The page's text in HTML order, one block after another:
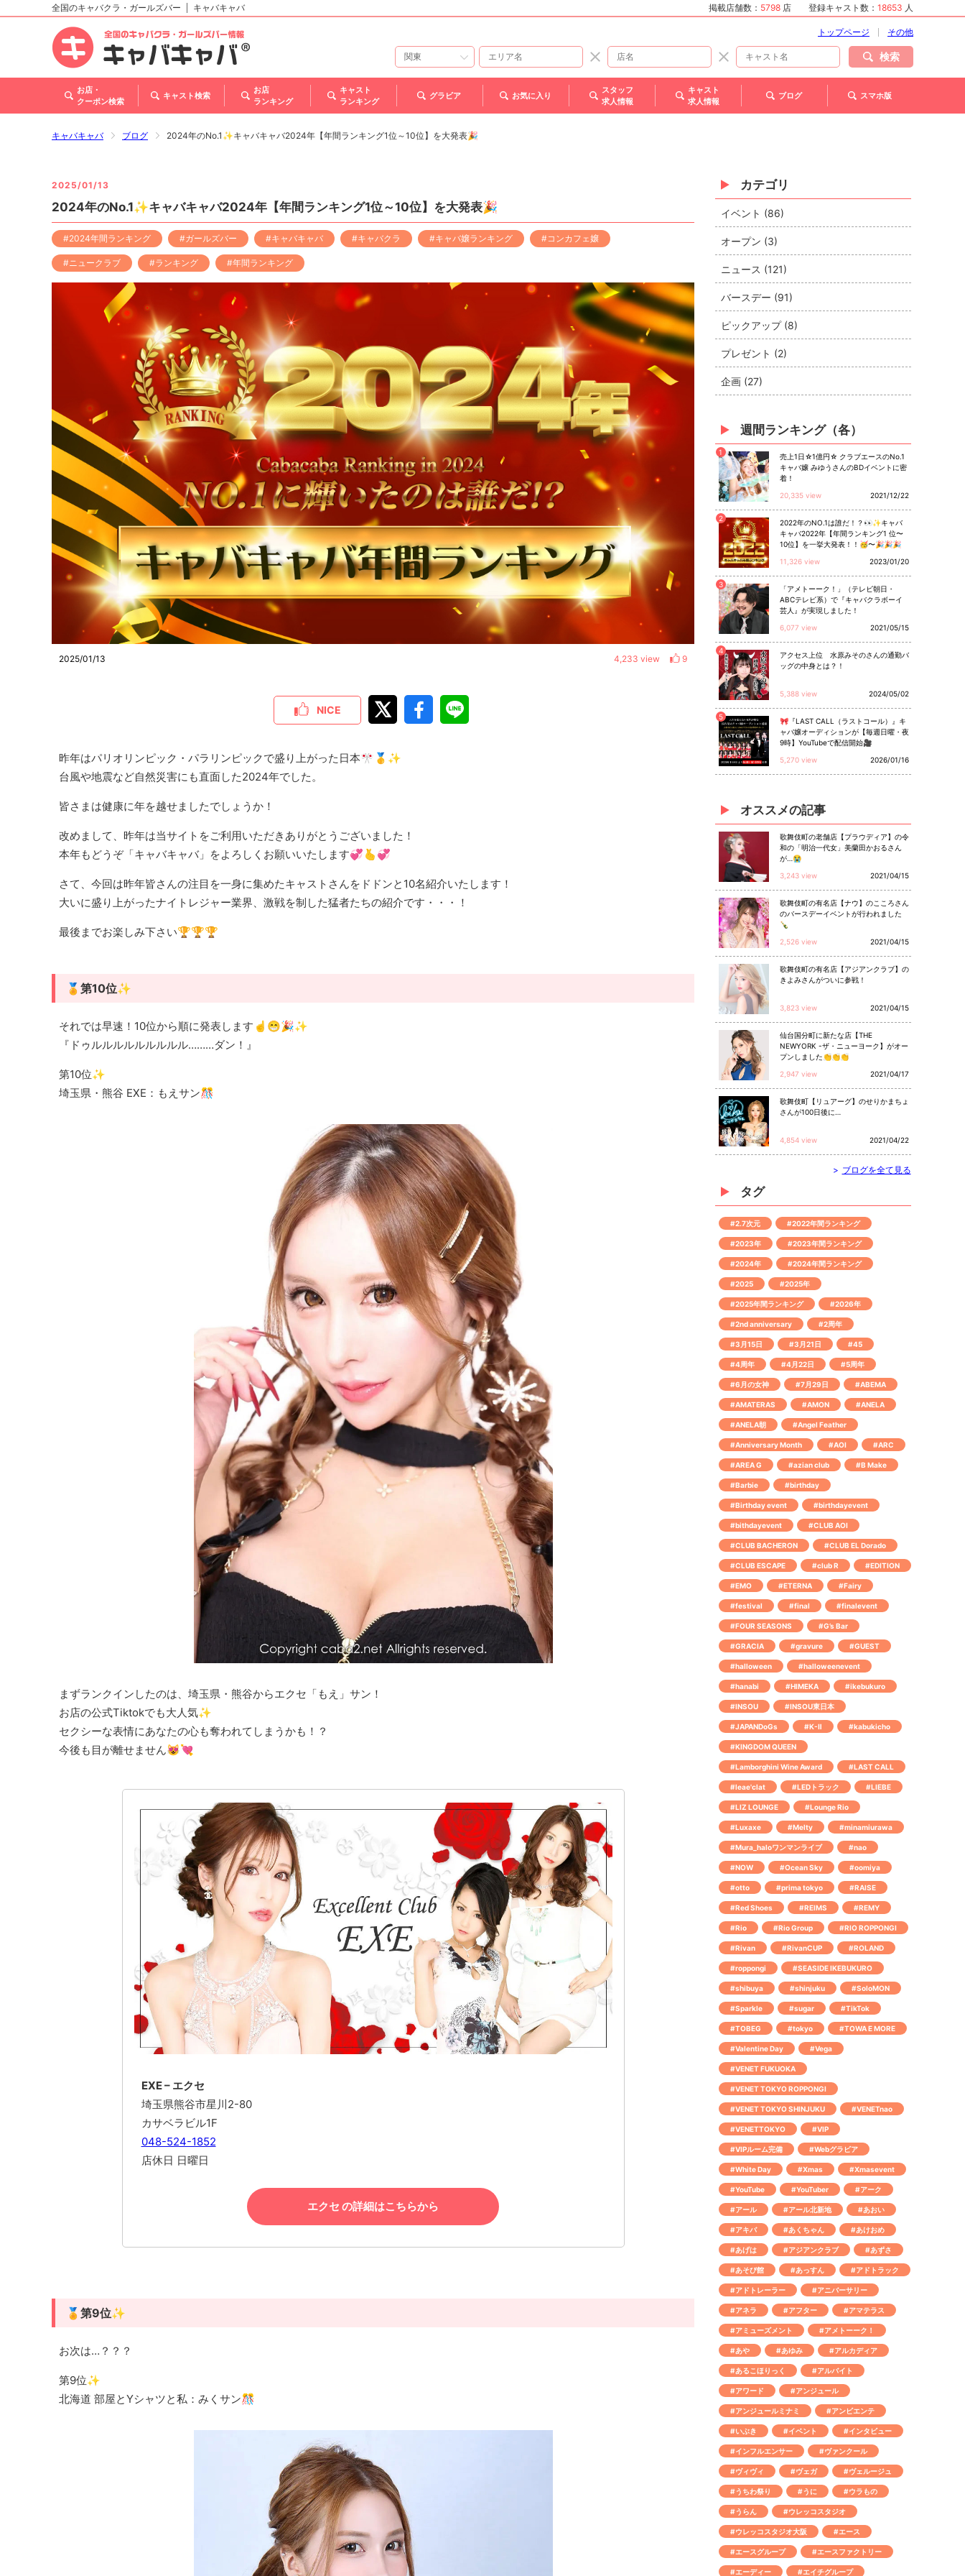
北海道
東北
甲信越・北陸
関西
全国のキャバクラ・ガールズバー キャバキャバ 掲載店舗数： 5798 店 登録キャスト数： 18653 人
トップページ その他
検索
お店・
クーポン検索
キャスト検索
お店
ランキング
キャスト
ランキング
グラビア お気に入り
スタッフ
求人情報
キャスト
求人情報
ブログ スマホ版
キャバキャバ ブログ 2024年のNo.1✨キャバキャバ2024年【年間ランキング1位～10位】を大発表🎉
2025/01/13
2024年のNo.1✨キャバキャバ2024年【年間ランキング1位～10位】を大発表🎉
#2024年間ランキング #ガールズバー #キャバキャバ #キャバクラ #キャバ嬢ランキング #コンカフェ嬢
#ニュークラブ #ランキング #年間ランキング
2025/01/13 4,233 view 9
NICE
昨年はパリオリンピック・パラリンピックで盛り上がった日本🎌🥇✨
台風や地震など自然災害にも直面した2024年でした。
皆さまは健康に年を越せましたでしょうか！
改めまして、昨年は当サイトをご利用いただきありがとうございました！
本年もどうぞ「キャバキャバ」をよろしくお願いいたします💞🫰💞
さて、今回は昨年皆さんの注目を一身に集めたキャストさんをドドンと10名紹介いたします！
大いに盛り上がったナイトレジャー業界、激戦を制した猛者たちの紹介です・・・！
最後までお楽しみ下さい🏆🏆🏆
🏅第10位✨
それでは早速！10位から順に発表します☝️😁🎉✨
『ドゥルルルルルルルルル………ダン！』
第10位✨
埼玉県・熊谷 EXE：もえサン🎊
まずランクインしたのは、埼玉県・熊谷からエクセ「もえ」サン！
お店の公式Tiktokでも大人気✨
セクシーな表情にあなたの心も奪われてしまうかも！？
今後も目が離せません😻💘
EXE – エクセ
埼玉県熊谷市星川2-80
カサベラビル1F
048-524-1852
店休日 日曜日
エクセ の詳細はこちらから
🏅第9位✨
お次は…？？？
第9位✨
北海道 部屋とYシャツと私：みくサン🎊
カテゴリ
イベント (86)
オープン (3)
ニュース (121)
バースデー (91)
ピックアップ (8)
プレゼント (2)
企画 (27)
週間ランキング（各）
1
売上1日☆1億円☆ クラブエースのNo.1
キャバ嬢 みゆうさんのBDイベントに密
着！
20,335 view
2021/12/22
2
2022年のNO.1は誰だ！？👀✨キャバ
キャバ2022年【年間ランキング1 位〜
10位】を一挙大発表！！🥳〜🎉🎉🎉
11,326 view
2023/01/20
3
「アメトーーク！」（テレビ朝日・
ABCテレビ系）で『キャバクラボーイ
芸人』が実現しました！
6,077 view
2021/05/15
4
アクセス上位 水原みそのさんの通勤バ
ッグの中身とは？！
5,388 view 2024/05/02
5
🎀『LAST CALL（ラストコール）』キ
ャバ嬢オーディションが【毎週日曜・夜
9時】YouTubeで配信開始🎥
5,270 view
2026/01/16
オススメの記事
歌舞伎町の老舗店【プラウディア】の令
和の「明治一代女」美蘭田かおるさん
が…😭
3,243 view
2021/04/15
歌舞伎町の有名店【ナウ】のこころさん
のバースデーイベントが行われました
🍾
2,526 view
2021/04/15
歌舞伎町の有名店【アジアンクラブ】の
きよみさんがついに参戦！
3,823 view 2021/04/15
仙台国分町に新たな店【THE
NEWYORK -ザ・ニューヨーク】がオー
プンしました👏👏👏
2,947 view
2021/04/17
歌舞伎町【リュアーグ】のせりかまちょ
さんが100日後に…
4,854 view 2021/04/22
> ブログを全て見る
タグ
#2.7次元 #2022年間ランキング
#2023年 #2023年間ランキング
#2024年 #2024年間ランキング
#2025 #2025年
#2025年間ランキング #2026年
#2nd anniversary #2周年
#3月15日 #3月21日 #45
#4周年 #4月22日 #5周年
#6月の女神 #7月29日 #ABEMA
#AMATERAS #AMON #ANELA
#ANELA朝 #Angel Feather
#Anniversary Month #AOI #ARC
#AREA G #azian club #B Make
#Barbie #birthday
#Birthday event #birthdayevent
#bithdayevent #CLUB AOI
#CLUB BACHERON #CLUB EL Dorado
#CLUB ESCAPE #club R #EDITION
#EMO #ETERNA #Fairy
#festival #final #finalevent
#FOUR SEASONS #G’s Bar
#GRACIA #gravure #GUEST
#halloween #halloweenevent
#hanabi #HIMEKA #ikebukuro
#INSOU #INSOU東日本
#JAPANDoGs #K-Ⅱ #kabukicho
#KINGDOM QUEEN
#Lamborghini Wine Award #LAST CALL
#leae'clat #LEDトラック #LIEBE
#LIZ LOUNGE #Lounge Rio
#Luxaxe #Melty #minamiurawa
#Mura_haloワンマンライブ #nao
#NOW #Ocean Sky #oomiya
#otto #prima tokyo #RAISE
#Red Shoes #REIMS #REMY
#Rio #Rio Group #RIO ROPPONGI
#Rivan #RivanCUP #ROLAND
#roppongi #SEASIDE IKEBUKURO
#shibuya #shinjuku #SoloMON
#Sparkle #sugar #TikTok
#TOBEG #tokyo #TOWA E MORE
#Valentine Day #Vega
#VENET FUKUOKA
#VENET TOKYO ROPPONGI
#VENET TOKYO SHINJUKU #VENETnao
#VENETTOKYO #VIP
#VIPルーム完備 #Webグラビア
#White Day #Xmas #Xmasevent
#YouTube #YouTuber #アーク
#アール #アール北新地 #あおい
#アキバ #あくちゃん #あけおめ
#あげは #アジアンクラブ #あずさ
#あそび館 #あっすん #アドトラック
#アドトレーラー #アニバーサリー
#アネラ #アフター #アマテラス
#アミューズメント #アメトーーク！
#あや #あゆみ #アルカディア
#あるこほりっく #アルバイト
#アワード #アンジュール
#アンジュールミナミ #アンビエンテ
#いぶき #イベント #インタビュー
#インフルエンサー #ヴァンクール
#ヴィヴィ #ヴェガ #ヴェルージュ
#うちわ祭り #うに #ウラもの
#うらん #ウレッコスタジオ
#ウレッコスタジオ大阪 #エース
#エースグループ #エースファクトリー
#エーディー #エイチグループ